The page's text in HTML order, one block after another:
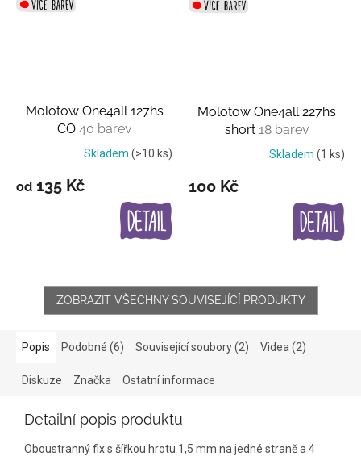
Molotow One4all 127hs
CO 40 barev
Skladem (>10 ks)
od 135 Kč
Molotow One4all 227hs
short 18 barev
Skladem (1 ks)
100 Kč
ZOBRAZIT VŠECHNY SOUVISEJÍCÍ PRODUKTY
Popis Podobné (6) Související soubory (2) Videa (2)
Diskuze Značka Ostatní informace
Detailní popis produktu
Oboustranný fix s šířkou hrotu 1,5 mm na jedné straně a 4